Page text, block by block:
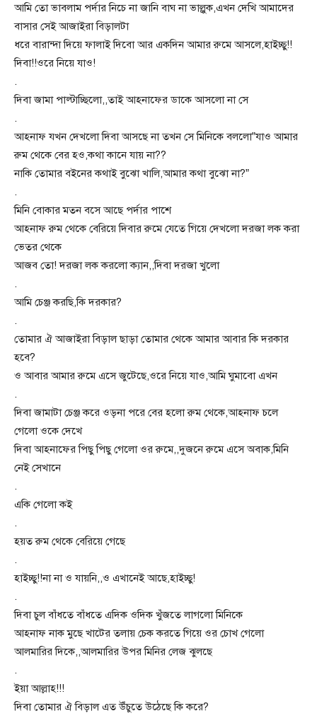
আমি তো ভাবলাম পর্দার নিচে না জানি বাঘ না ভাল্লুক,এখন দেখি আমাদের
বাসার সেই আজাইরা বিড়ালটা
ধরে বারান্দা দিয়ে ফালাই দিবো আর একদিন আমার রুমে আসলে,হাইচ্ছু!!
দিবা!!ওরে নিয়ে যাও!
.
দিবা জামা পাল্টাচ্ছিলো,,তাই আহনাফের ডাকে আসলো না সে
.
আহনাফ যখন দেখলো দিবা আসছে না তখন সে মিনিকে বললো”যাও আমার
রুম থেকে বের হও,কথা কানে যায় না??
নাকি তোমার বইনের কথাই বুঝো খালি,আমার কথা বুঝো না?”
.
মিনি বোকার মতন বসে আছে পর্দার পাশে
আহনাফ রুম থেকে বেরিয়ে দিবার রুমে যেতে গিয়ে দেখলো দরজা লক করা
ভেতর থেকে
আজব তো! দরজা লক করলো ক্যান,,দিবা দরজা খুলো
.
আমি চেঞ্জ করছি,কি দরকার?
.
তোমার ঐ আজাইরা বিড়াল ছাড়া তোমার থেকে আমার আবার কি দরকার
হবে?
ও আবার আমার রুমে এসে জুটেছে,ওরে নিয়ে যাও,আমি ঘুমাবো এখন
.
দিবা জামাটা চেঞ্জ করে ওড়না পরে বের হলো রুম থেকে,আহনাফ চলে
গেলো ওকে দেখে
দিবা আহনাফের পিছু পিছু গেলো ওর রুমে,,দুজনে রুমে এসে অবাক,মিনি
নেই সেখানে
.
একি গেলো কই
.
হয়ত রুম থেকে বেরিয়ে গেছে
.
হাইচ্ছু!!না না ও যায়নি,,ও এখানেই আছে,হাইচ্ছু!
.
দিবা চুল বাঁধতে বাঁধতে এদিক ওদিক খুঁজতে লাগলো মিনিকে
আহনাফ নাক মুছে খাটের তলায় চেক করতে গিয়ে ওর চোখ গেলো
আলমারির দিকে,,আলমারির উপর মিনির লেজ ঝুলছে
.
ইয়া আল্লাহ!!!
দিবা তোমার ঐ বিড়াল এত উঁচুতে উঠেছে কি করে?